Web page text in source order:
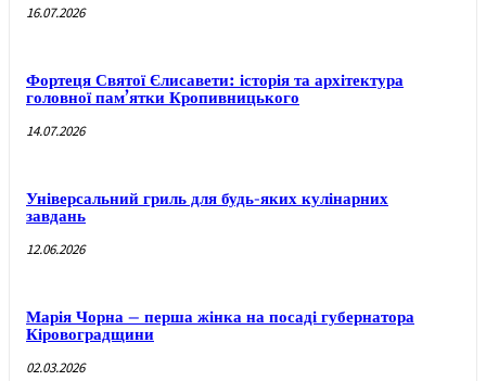
16.07.2026
Фортеця Святої Єлисавети: історія та архітектура
головної пам’ятки Кропивницького
14.07.2026
Універсальний гриль для будь-яких кулінарних
завдань
12.06.2026
Марія Чорна – перша жінка на посаді губернатора
Кіровоградщини
02.03.2026